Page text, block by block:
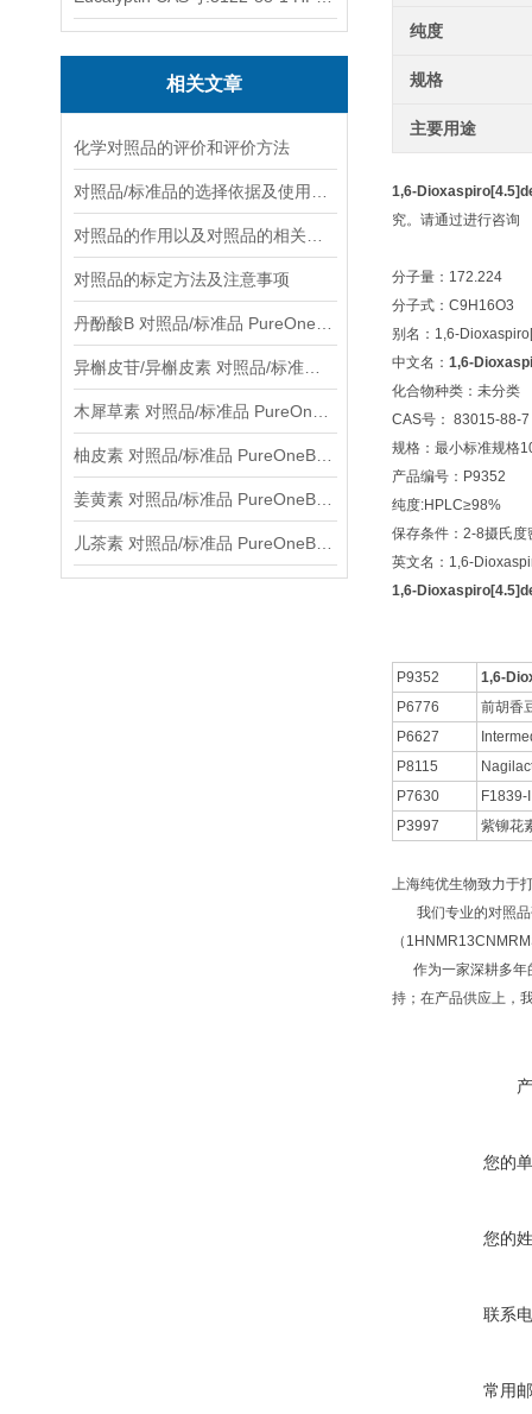
相关文章
化学对照品的评价和评价方法
对照品的标定方法及注意事项
纯度
规格
主要用途
1,6-
究。请通过进行咨询
分子量：172.224
分子式：C9H16O3
别名：1,6-
中文名： 1,6-
化合物种类：未分类
CAS号： 83015-88-7
规格：最小标准规格
产品编号：P9352
纯度:HPLC≥98%
保存条件：2-8摄氏度
英文名：1,6-
1,6-
P9352
1,6-
P6776
前胡香
P6627
P8115
P7630
F1839-I
P3997
紫铆花
上海纯优生物致力于
我们专业的对照品
（
作为一家深耕多年
持；在产品供应上，
您的
您的
联系
常用